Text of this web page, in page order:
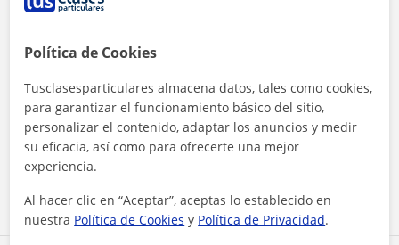
Al hacer clic, aceptas nuestro aviso legaly deprivacidad
Política de Cookies
Tusclasesparticulares almacena datos, tales como cookies,
para garantizar el funcionamiento básico del sitio,
personalizar el contenido, adaptar los anuncios y medir
su eficacia, así como para ofrecerte una mejor
experiencia.
Al hacer clic en “Aceptar”, aceptas lo establecido en
nuestra Política de Cookies y Política de Privacidad.